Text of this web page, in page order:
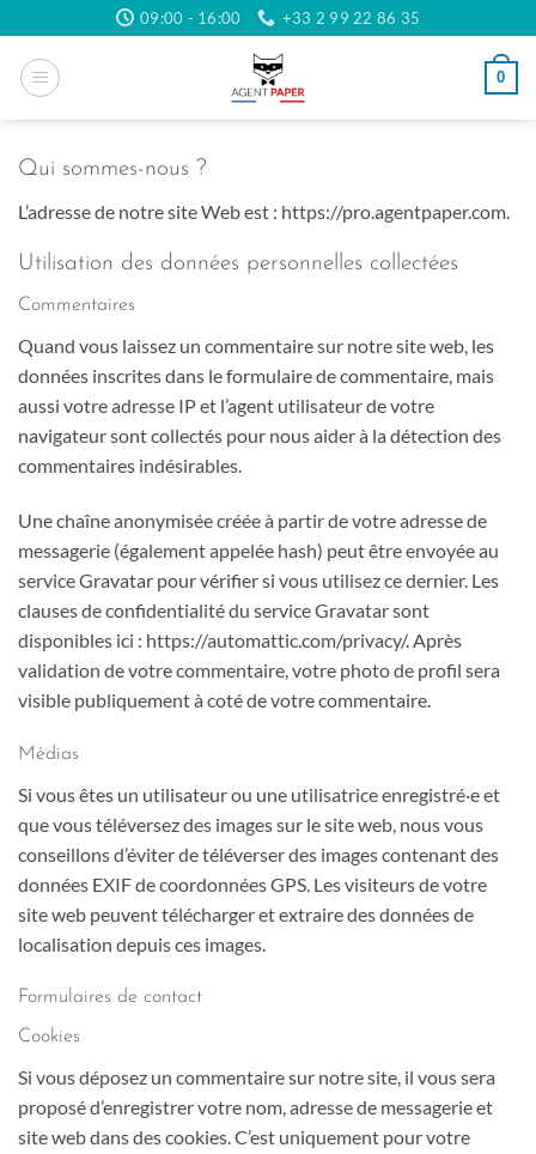
au
contenu
09:00 - 16:00 +33 2 99 22 86 35
0
Qui sommes-nous ?
L’adresse de notre site Web est : https://pro.agentpaper.com.
Utilisation des données personnelles collectées
Commentaires
Quand vous laissez un commentaire sur notre site web, les
données inscrites dans le formulaire de commentaire, mais
aussi votre adresse IP et l’agent utilisateur de votre
navigateur sont collectés pour nous aider à la détection des
commentaires indésirables.
Une chaîne anonymisée créée à partir de votre adresse de
messagerie (également appelée hash) peut être envoyée au
service Gravatar pour vérifier si vous utilisez ce dernier. Les
clauses de confidentialité du service Gravatar sont
disponibles ici : https://automattic.com/privacy/. Après
validation de votre commentaire, votre photo de profil sera
visible publiquement à coté de votre commentaire.
Médias
Si vous êtes un utilisateur ou une utilisatrice enregistré·e et
que vous téléversez des images sur le site web, nous vous
conseillons d’éviter de téléverser des images contenant des
données EXIF de coordonnées GPS. Les visiteurs de votre
site web peuvent télécharger et extraire des données de
localisation depuis ces images.
Formulaires de contact
Cookies
Si vous déposez un commentaire sur notre site, il vous sera
proposé d’enregistrer votre nom, adresse de messagerie et
site web dans des cookies. C’est uniquement pour votre